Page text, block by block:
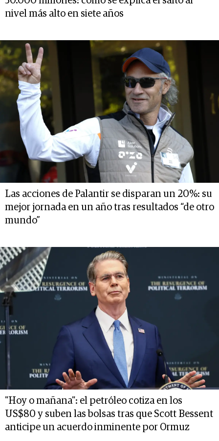
nivel más alto en siete años
Las acciones de Palantir se disparan un 20%: su
mejor jornada en un año tras resultados “de otro
mundo”
"Hoy o mañana": el petróleo cotiza en los
US$80 y suben las bolsas tras que Scott Bessent
anticipe un acuerdo inminente por Ormuz